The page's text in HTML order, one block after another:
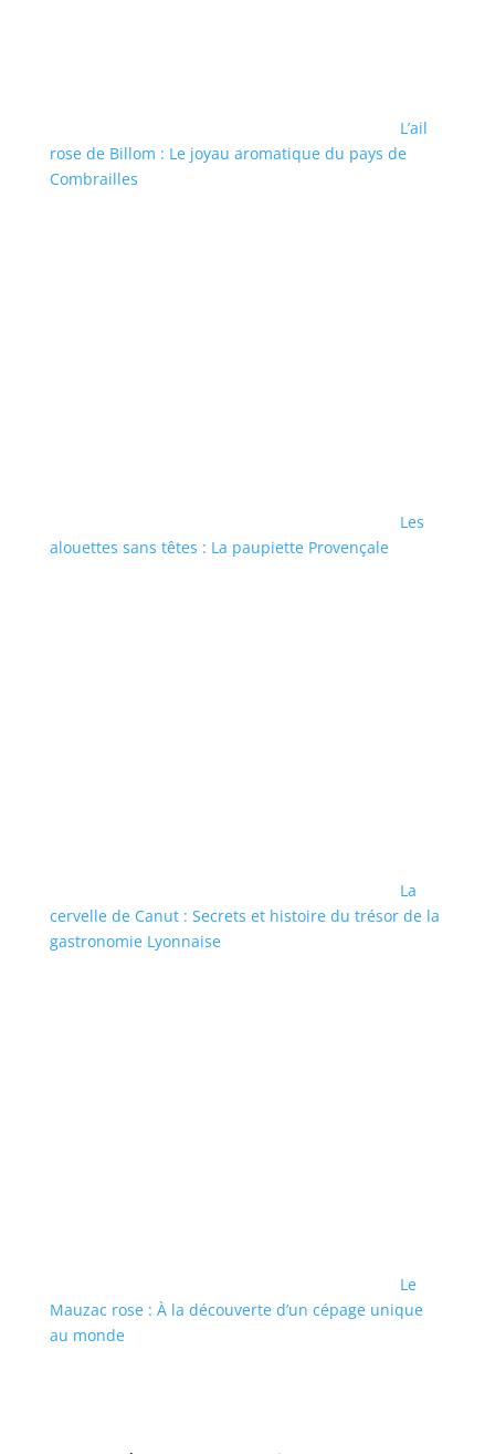
L’ail
rose de Billom : Le joyau aromatique du pays de
Combrailles
Les
alouettes sans têtes : La paupiette Provençale
La
cervelle de Canut : Secrets et histoire du trésor de la
gastronomie Lyonnaise
Le
Mauzac rose : À la découverte d’un cépage unique
au monde